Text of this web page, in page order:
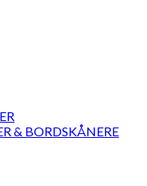
& BORDSKÅNERE